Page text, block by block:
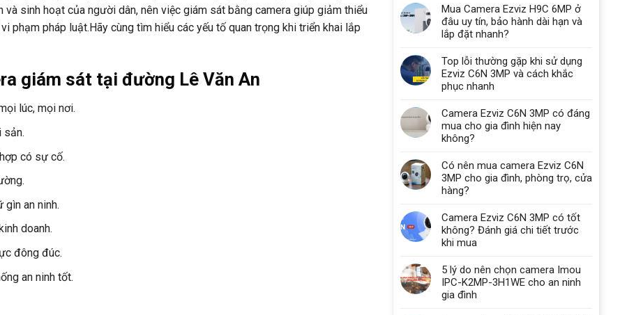
sinh hoạt của người dân, nên việc giám sát bằng camera giúp giảm thiểu
phạm pháp luật.Hãy cùng tìm hiểu các yếu tố quan trọng khi triển khai lắp
giám sát tại đường Lê Văn An
lúc, mọi nơi.
sản.
có sự cố.
an ninh.
doanh.
đông đúc.
an ninh tốt.
Mua Camera Ezviz H9C 6MP ở
đâu uy tín, bảo hành dài hạn và
lắp đặt nhanh?
Top lỗi thường gặp khi sử dụng
Ezviz C6N 3MP và cách khắc
phục nhanh
Camera Ezviz C6N 3MP có đáng
mua cho gia đình hiện nay
không?
Có nên mua camera Ezviz C6N
3MP cho gia đình, phòng trọ, cửa
hàng?
Camera Ezviz C6N 3MP có tốt
không? Đánh giá chi tiết trước
khi mua
5 lý do nên chọn camera Imou
IPC-K2MP-3H1WE cho an ninh
gia đình